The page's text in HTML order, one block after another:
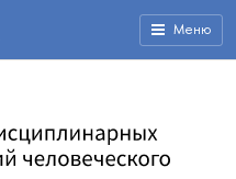
Меню